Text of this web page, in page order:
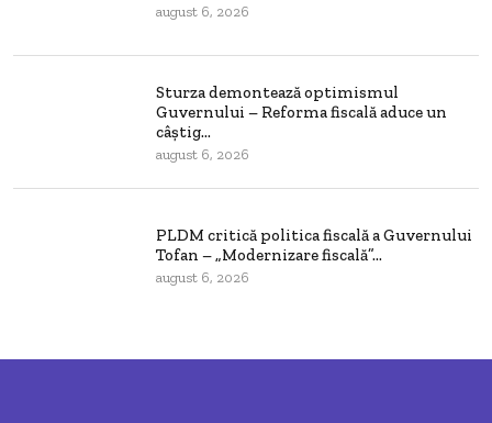
august 6, 2026
Sturza demontează optimismul
Guvernului – Reforma fiscală aduce un
câștig...
august 6, 2026
PLDM critică politica fiscală a Guvernului
Tofan – „Modernizare fiscală”...
august 6, 2026